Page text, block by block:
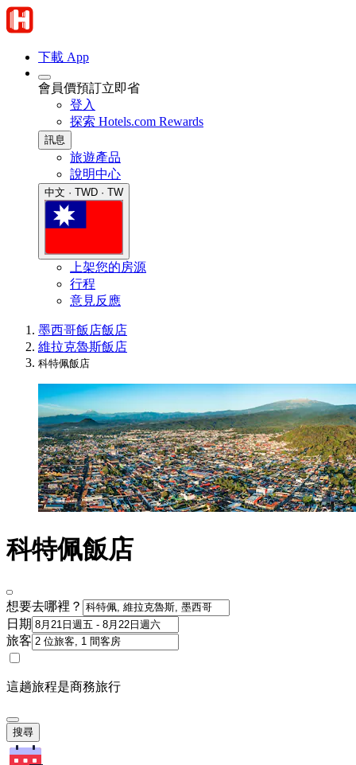
下載 App
會員價預訂立即省
登入
探索 Hotels.com Rewards
訊息
旅遊產品
說明中心
中文 · TWD · TW
上架您的房源
行程
意見反應
墨西哥飯店飯店
維拉克魯斯飯店
科特佩飯店
科特佩飯店
想要去哪裡？
日期
旅客
這趟旅程是商務旅行
搜尋